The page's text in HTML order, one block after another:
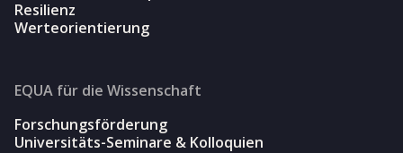
Resilienz
Werteorientierung
EQUA für die Wissenschaft
Forschungsförderung
Universitäts-Seminare & Kolloquien